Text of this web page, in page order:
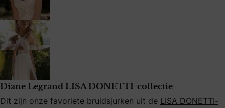
Diane Legrand LISA DONETTI-collectie
Dit zijn onze favoriete bruidsjurken uit de LISA DONETTI-